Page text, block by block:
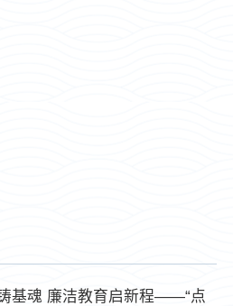
基魂 廉洁教育启新程‌——“点